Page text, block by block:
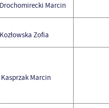
Drochomirecki Marcin
Kozłowska Zofia
Kasprzak Marcin